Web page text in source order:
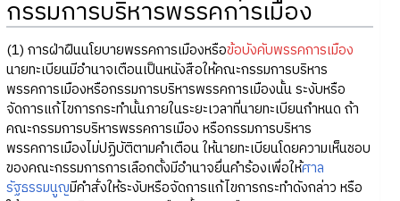
กรรมการบริหารพรรคการเมือง
(1) การฝ่าฝืนนโยบายพรรคการเมืองหรือข้อบังคับพรรคการเมือง
นายทะเบียนมีอำนาจเตือนเป็นหนังสือให้คณะกรรมการบริหาร
พรรคการเมืองหรือกรรมการบริหารพรรคการเมืองนั้น ระงับหรือ
จัดการแก้ไขการกระทำนั้นภายในระยะเวลาที่นายทะเบียนกำหนด ถ้า
คณะกรรมการบริหารพรรคการเมือง หรือกรรมการบริหาร
พรรคการเมืองไม่ปฏิบัติตามคำเตือน ให้นายทะเบียนโดยความเห็นชอบ
ของคณะกรรมการการเลือกตั้งมีอำนาจยื่นคำร้องเพื่อให้ศาล
รัฐธรรมนูญมีคำสั่งให้ระงับหรือจัดการแก้ไขการกระทำดังกล่าว หรือ